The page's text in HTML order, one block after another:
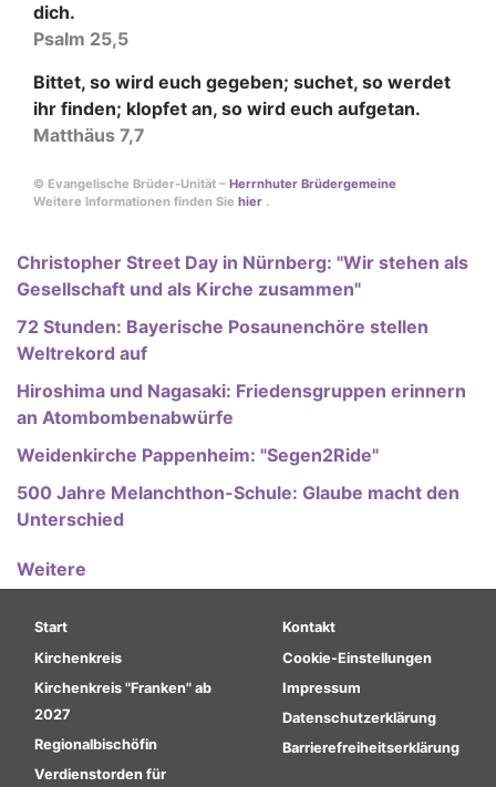
dich.
Psalm 25,5
Bittet, so wird euch gegeben; suchet, so werdet
ihr finden; klopfet an, so wird euch aufgetan.
Matthäus 7,7
© Evangelische Brüder-Unität – Herrnhuter Brüdergemeine
Weitere Informationen finden Sie hier .
Christopher Street Day in Nürnberg: "Wir stehen als
Gesellschaft und als Kirche zusammen"
72 Stunden: Bayerische Posaunenchöre stellen
Weltrekord auf
Hiroshima und Nagasaki: Friedensgruppen erinnern
an Atombombenabwürfe
Weidenkirche Pappenheim: "Segen2Ride"
500 Jahre Melanchthon-Schule: Glaube macht den
Unterschied
Weitere
Hauptnavigation
Start
Kirchenkreis
Kirchenkreis "Franken" ab
2027
Regionalbischöfin
Verdienstorden für
Fußbereichsmenü
Kontakt
Cookie-Einstellungen
Impressum
Datenschutzerklärung
Barrierefreiheitserklärung